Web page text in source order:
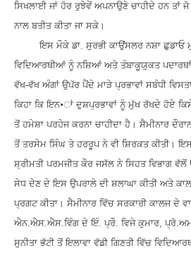
ਸਿਖਲਾਈ ਜਾਂ ਹੋਰ ਰੁਝੇਵੇਂ ਅਪਨਾਉਣੇ ਚਾਹੀਦੇ ਹਨ ਤਾਂ
ਨਾਲ ਬਤੀਤ ਕੀਤਾ ਜਾ ਸਕੇ।
ਇਸ ਮੌਕੇ ਡਾ. ਸੁਰਭੀ ਕਾਉਂਸਲਰ ਨਸ਼ਾ ਛੁਡਾਓ
ਵਿਦਿਆਰਥੀਆਂ ਨੂੰ ਨਸ਼ਿਆਂ ਅਤੇ ਤੰਬਾਕੂਯੁਕਤ
ਵੱਖ-ਵੱਖ ਅੰਗਾਂ ਉਪੱਰ ਪੈਂਦੇ ਮਾੜੇ ਪ੍ਰਭਾਵਾਂ ਸਬੰਧੀ
ਕਿਹਾ ਕਿ ਇਨ•ਾਂ ਦੁਸ਼ਪ੍ਰਭਾਵਾਂ ਨੂੰ ਮੁੱਖ ਰੱਖਦੇ ਹੋਏ
ਤੋਂ ਹਮੇਸ਼ਾ ਪਰਹੇਜ ਕਰਨਾ ਚਾਹੀਦਾ ਹੈ। ਸੈਮੀਨਾਰ
ਤੋਂ ਤਰਸੇਮ ਸਿੰਘ ਤੇ ਹਰਰੂਪ ਨੇ ਵੀ ਸ਼ਿਰਕਤ ਕੀਤੀ।
ਸ਼੍ਰੀਮਤੀ ਪਰਮਜੀਤ ਕੌਰ ਜਸੱਲ ਨੇ ਸਿਹਤ ਵਿਭਾਗ
ਸੇਧ ਦੇਣ ਦੇ ਇਸ ਉਪਰਾਲੇ ਦੀ ਸ਼ਲਾਘਾ ਕੀਤੀ ਅਤੇ
ਪ੍ਰਗਟ ਕੀਤਾ। ਸੈਮੀਨਾਰ ਵਿੱਚ ਸਰਕਾਰੀ ਕਾਲਜ ਦੇ
ਐਨ.ਐਸ.ਐਸ.ਵਿੰਗ ਦੇ ਇੰ. ਪ੍ਰੌ. ਵਿਜੇ ਕੁਮਾਰ,
ਸੁਨੀਤਾ ਭੱਟੀ ਤੋਂ ਇਲਾਵਾ ਵੱਡੀ ਗਿਣਤੀ ਵਿੱਚ